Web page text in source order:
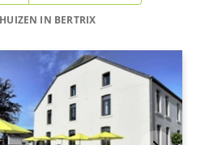
IN BERTRIX